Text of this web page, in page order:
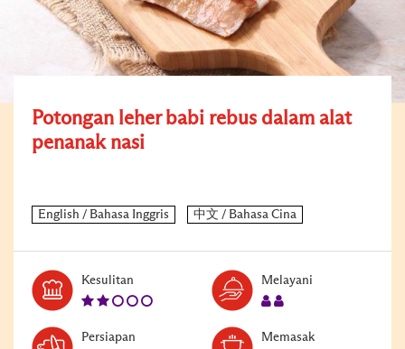
Potongan leher babi rebus dalam alat
penanak nasi
Kesulitan Melayani
Persiapan Memasak